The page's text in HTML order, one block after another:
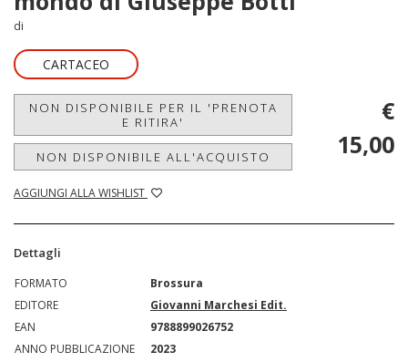
di
CARTACEO
NON DISPONIBILE PER IL 'PRENOTA
E RITIRA'
NON DISPONIBILE ALL'ACQUISTO
AGGIUNGI ALLA WISHLIST
€
15,00
Dettagli
FORMATO
Brossura
EDITORE
Giovanni Marchesi Edit.
EAN
9788899026752
ANNO PUBBLICAZIONE
2023